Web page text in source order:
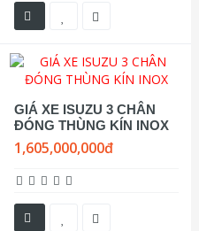
GIÁ XE ISUZU 3 CHÂN
ĐÓNG THÙNG KÍN INOX
1,605,000,000đ